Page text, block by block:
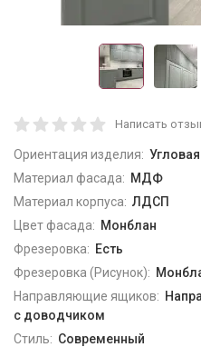
Написать
Ориентация изделия: Угловая
Материал фасада: МДФ
Материал корпуса: ЛДСП
Цвет фасада: Монблан
Фрезеровка: Есть
Фрезеровка (Рисунок):
Направляющие ящиков:
с доводчиком
Стиль: Современный